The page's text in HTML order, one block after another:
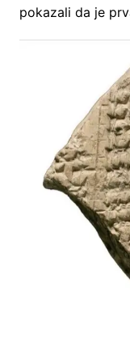
pokazali da je